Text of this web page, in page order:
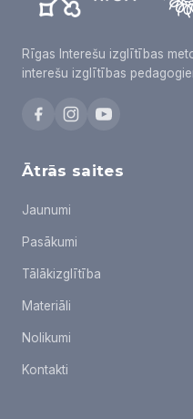
Rīgas Interešu izglītības
interešu izglītības
Ātrās saites
Jaunumi
Pasākumi
Tālākizglītība
Materiāli
Nolikumi
Kontakti